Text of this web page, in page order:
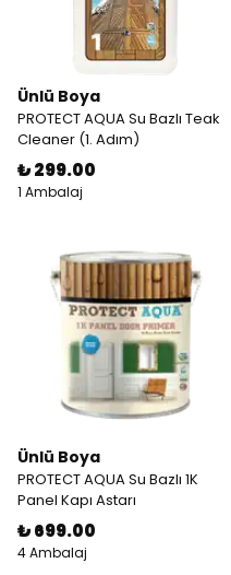
Ünlü Boya
PROTECT AQUA Su Bazlı Teak
Cleaner (1. Adım)
₺ 299.00
1 Ambalaj
Ünlü Boya
PROTECT AQUA Su Bazlı 1K
Panel Kapı Astarı
₺ 699.00
4 Ambalaj